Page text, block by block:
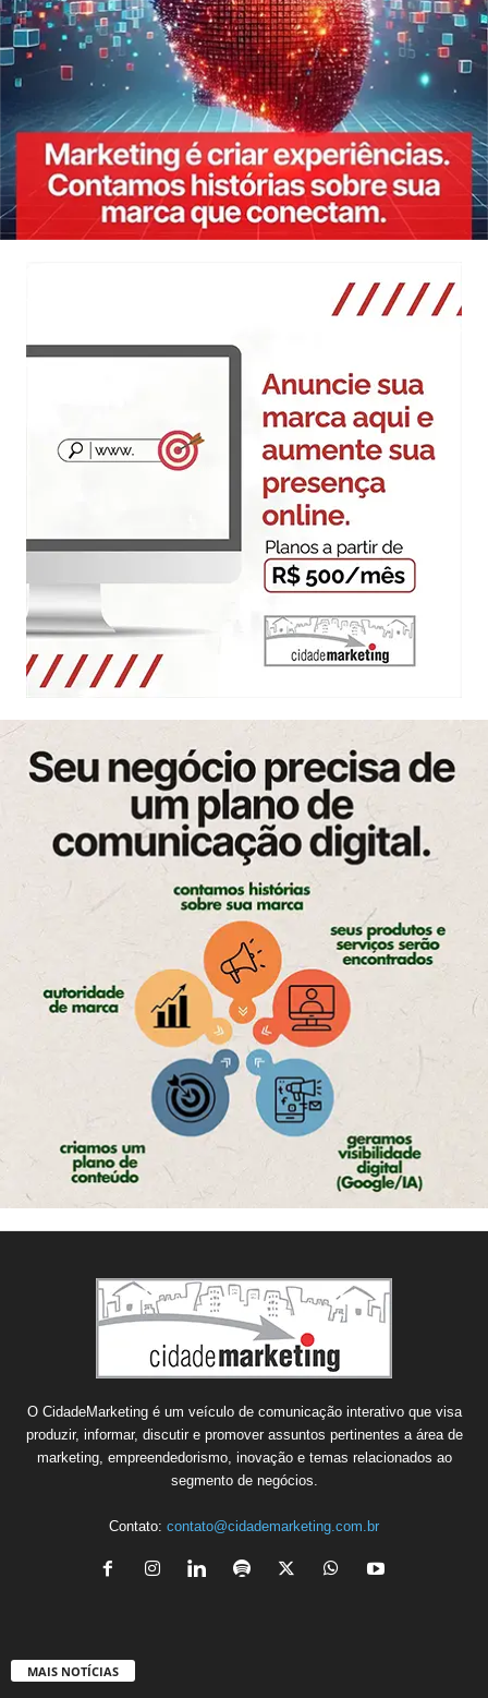
O CidadeMarketing é um veículo de comunicação interativo que visa
produzir, informar, discutir e promover assuntos pertinentes a área de
marketing, empreendedorismo, inovação e temas relacionados ao
segmento de negócios.
Contato: contato@cidademarketing.com.br
MAIS NOTÍCIAS